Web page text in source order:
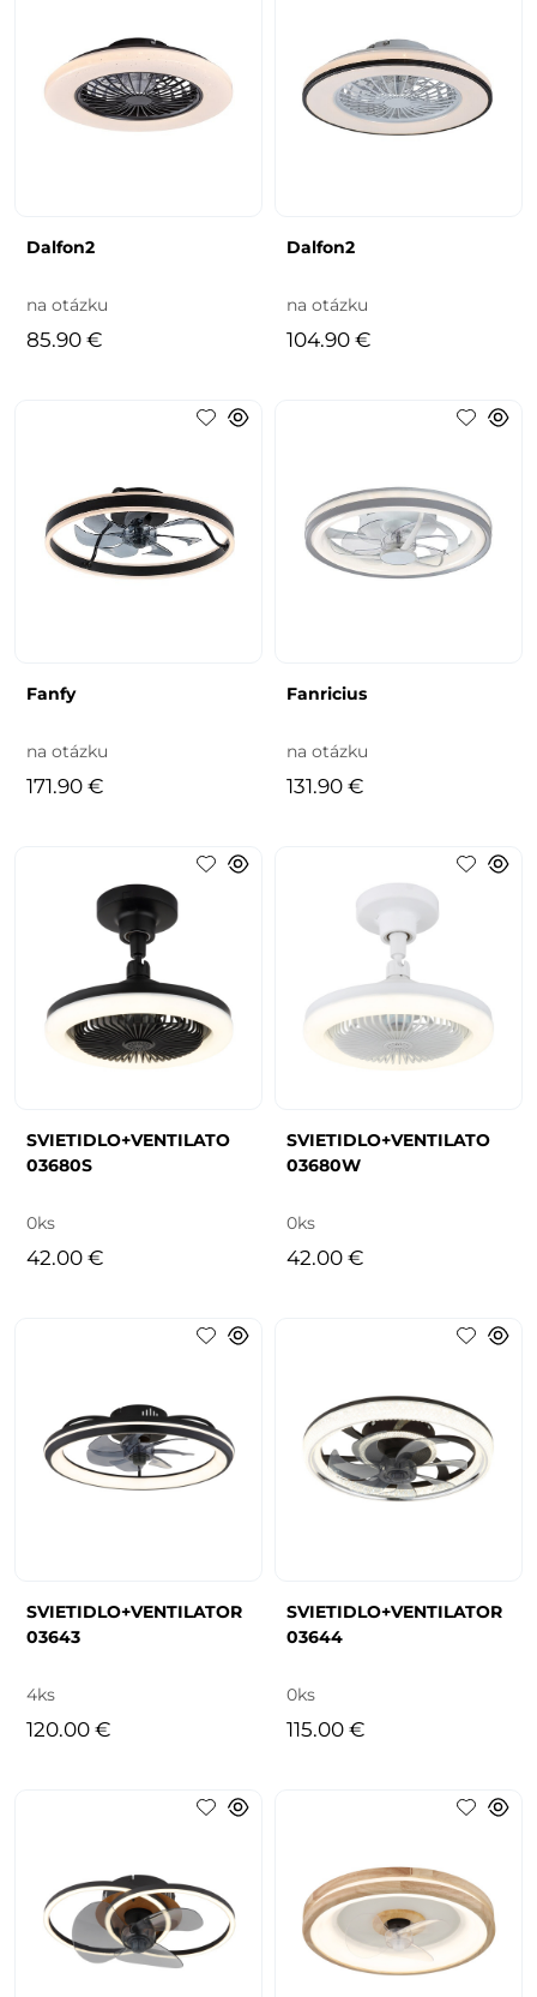
Dalfon2
na otázku
85.90 €
Dalfon2
na otázku
104.90 €
Fanfy
na otázku
171.90 €
Fanricius
na otázku
131.90 €
SVIETIDLO+VENTILATO
03680S
0ks
42.00 €
SVIETIDLO+VENTILATO
03680W
0ks
42.00 €
SVIETIDLO+VENTILATOR
03643
4ks
120.00 €
SVIETIDLO+VENTILATOR
03644
0ks
115.00 €